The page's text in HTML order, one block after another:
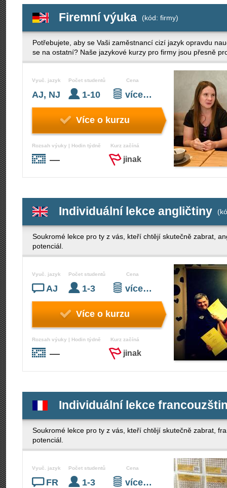
Firemní výuka (kód: firmy)
Potřebujete, aby se Vaši zaměstnancí cizí jazyk opravdu
se na ostatní? Naše jazykové kurzy pro firmy jsou přesně
Vyuč. jazyk
AJ, NJ
Počet studentů
1-10
Cena
více…
Více o kurzu
Rozsah výuky | Hodin týdně
—
Kurz začíná
jinak
Individuální lekce angličtiny
Soukromé lekce pro ty z vás, kteří chtějí skutečně zabrat,
potenciál.
Vyuč. jazyk
AJ
Počet studentů
1-3
Cena
více…
Více o kurzu
Rozsah výuky | Hodin týdně
—
Kurz začíná
jinak
Individuální lekce
Soukromé lekce pro ty z vás, kteří chtějí skutečně zabrat,
potenciál.
Vyuč. jazyk
FR
Počet studentů
1-3
Cena
více…